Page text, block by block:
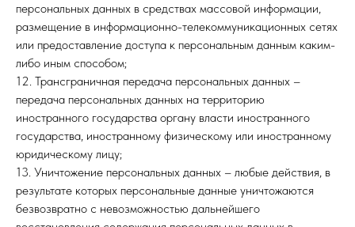
персональных данных в средствах массовой информации,
размещение в информационно-телекоммуникационных сетях
или предоставление доступа к персональным данным каким-
либо иным способом;
12. Трансграничная передача персональных данных –
передача персональных данных на территорию
иностранного государства органу власти иностранного
государства, иностранному физическому или иностранному
юридическому лицу;
13. Уничтожение персональных данных – любые действия, в
результате которых персональные данные уничтожаются
безвозвратно с невозможностью дальнейшего